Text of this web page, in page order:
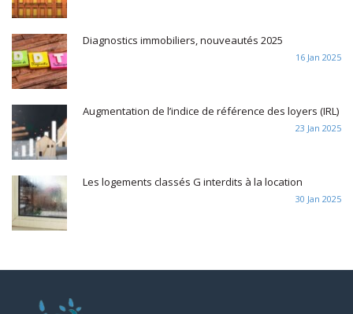
Diagnostics immobiliers, nouveautés 2025
16 Jan 2025
Augmentation de l’indice de référence des loyers (IRL)
23 Jan 2025
Les logements classés G interdits à la location
30 Jan 2025